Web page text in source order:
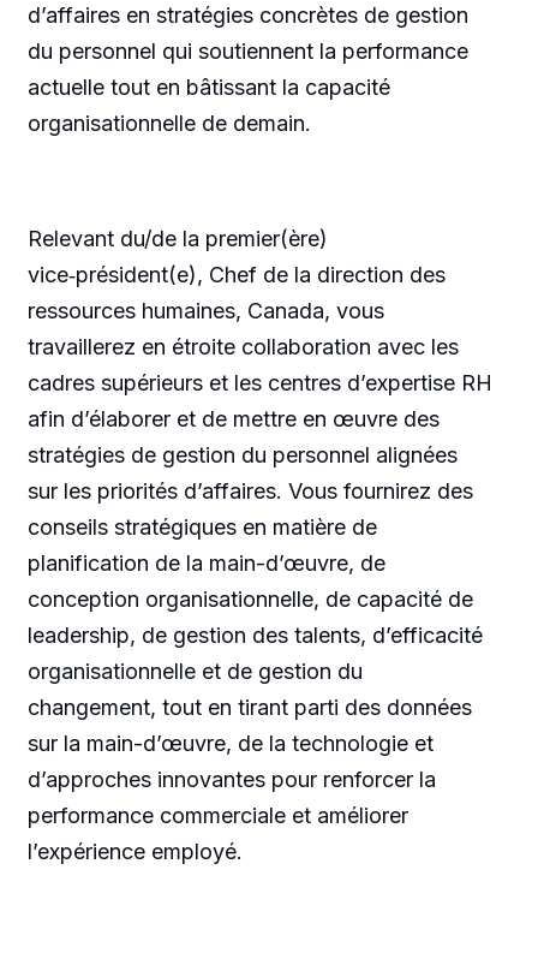
d’affaires en stratégies concrètes de gestion
du personnel qui soutiennent la performance
actuelle tout en bâtissant la capacité
organisationnelle de demain.
Relevant du/de la premier(ère)
vice‑président(e), Chef de la direction des
ressources humaines, Canada, vous
travaillerez en étroite collaboration avec les
cadres supérieurs et les centres d’expertise RH
afin d’élaborer et de mettre en œuvre des
stratégies de gestion du personnel alignées
sur les priorités d’affaires. Vous fournirez des
conseils stratégiques en matière de
planification de la main-d’œuvre, de
conception organisationnelle, de capacité de
leadership, de gestion des talents, d’efficacité
organisationnelle et de gestion du
changement, tout en tirant parti des données
sur la main-d’œuvre, de la technologie et
d’approches innovantes pour renforcer la
performance commerciale et améliorer
l’expérience employé.